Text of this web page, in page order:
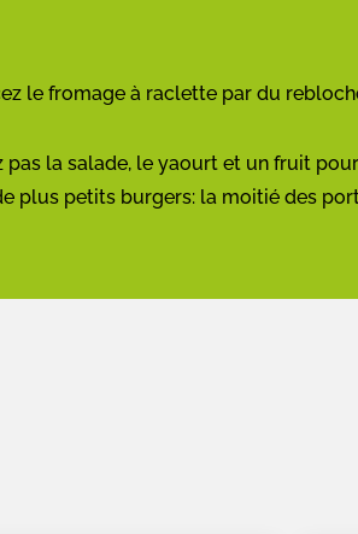
le fromage à raclette par du
pas la salade, le yaourt et un fruit
plus petits burgers: la moitié des